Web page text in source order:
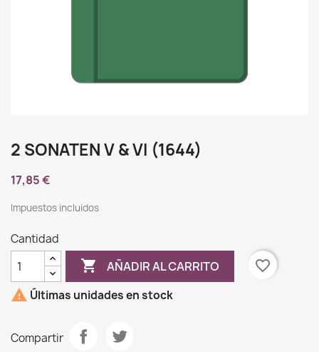
2 SONATEN V & VI (1644)
17,85 €
Impuestos incluidos
Cantidad
 AÑADIR AL CARRITO
favorite_border
 Últimas unidades en stock
Compartir